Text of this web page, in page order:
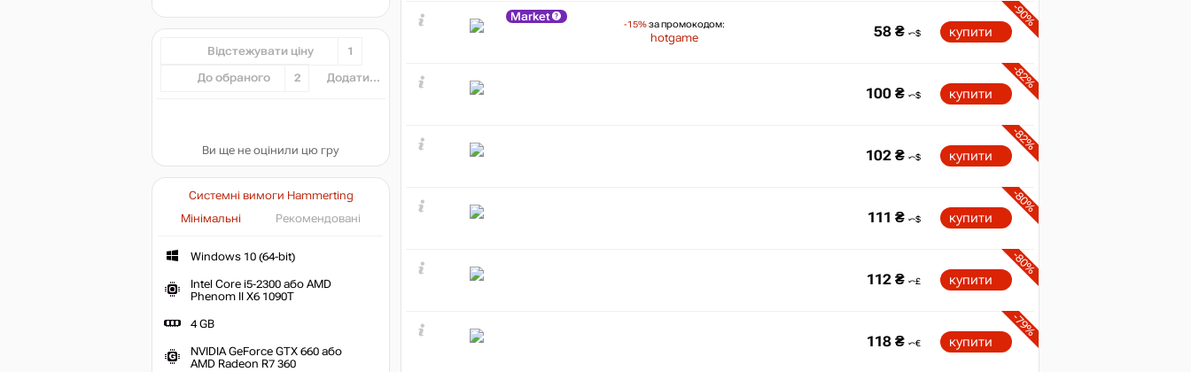
Відстежувати ціну 1
До обраного 2 Додати...
Ви ще не оцінили цю гру
Системні вимоги Hammerting
Мінімальні
Рекомендовані
Windows 10 (64-bit)
Intel Core i5-2300 або AMD
Phenom II X6 1090T
4 GB
NVIDIA GeForce GTX 660 або
AMD Radeon R7 360
Market
-15%за промокодом:
hotgame
-90%
58 ₴ купити
-82%
100 ₴ купити
-82%
102 ₴ купити
-80%
111 ₴ купити
-80%
112 ₴ купити
-79%
118 ₴ купити